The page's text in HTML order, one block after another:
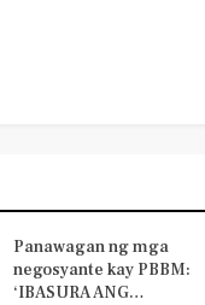
Panawagan ng mga
negosyante kay PBBM:
‘IBASURA ANG…